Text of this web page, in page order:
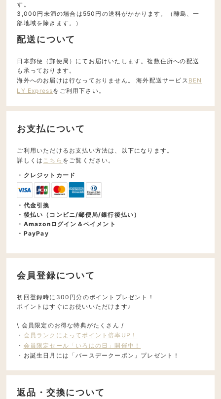
す。
3,000円未満の場合は550円の送料がかかります。（離島、一
部地域を除きます。）
配送について
日本郵便（郵便局）にてお届けいたします。複数住所への配送
も承っております。
海外へのお届けは行なっておりません。 海外配送サービス BEN
LY Expressをご利用下さい。
お支払について
ご利用いただけるお支払い方法は、以下になります。
詳しくは こちら をご覧ください。
・クレジットカード
・代金引換
・後払い（コンビニ/郵便局/銀行後払い）
・Amazonログイン＆ペイメント
・PayPay
会員登録について
初回登録時に300円分のポイントプレゼント！
ポイントはすぐにお使いいただけます♩
\ 会員限定のお得な特典がたくさん /
・ 会員ランクによってポイント倍率UP！
・ 会員限定セール「いろはの日」開催中！
・お誕生日月には「バースデークーポン」プレゼント！
返品・交換について